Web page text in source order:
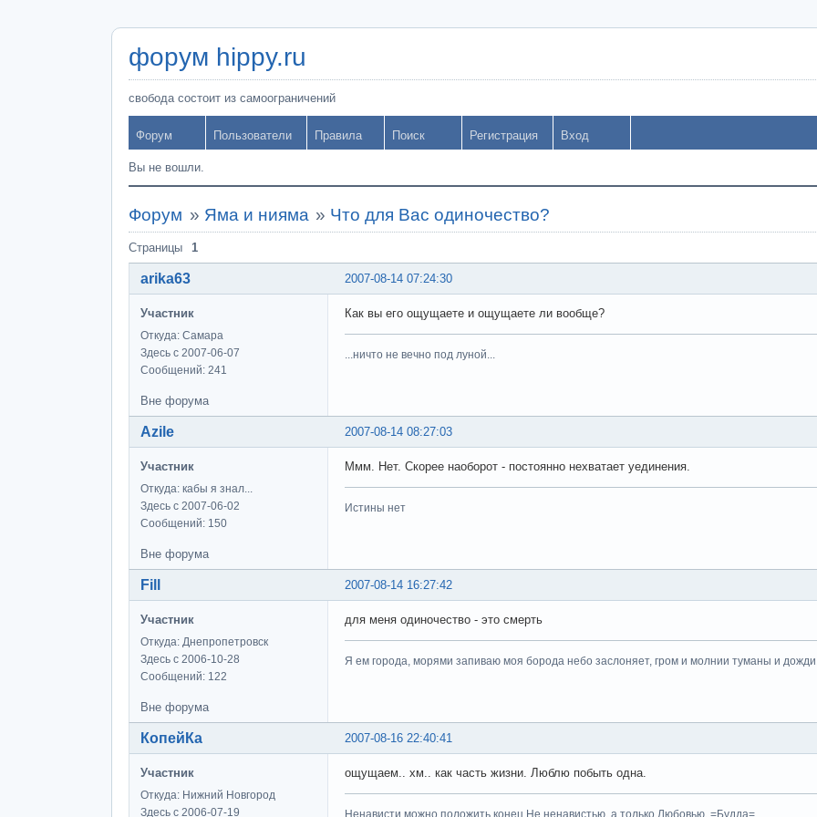
форум hippy.ru
свобода состоит из самоограничений
Форум Пользователи Правила Поиск Регистрация Вход
Вы не вошли.
Форум » Яма и нияма » Что для Вас одиночество?
Страницы 1
2007-08-14 07:24:30
arika63
Участник
Откуда: Самара
Здесь с 2007-06-07
Сообщений: 241
Как вы его ощущаете и ощущаете ли вообще?
...ничто не вечно под луной...
Вне форума
2007-08-14 08:27:03
Azile
Участник
Откуда: кабы я знал...
Здесь с 2007-06-02
Сообщений: 150
Ммм. Нет. Скорее наоборот - постоянно нехватает уединения.
Истины нет
Вне форума
2007-08-14 16:27:42
Fill
Участник
Откуда: Днепропетровск
Здесь с 2006-10-28
Сообщений: 122
для меня одиночество - это смерть
Я ем города, морями запиваю моя борода небо заслоняет, гром и молнии туманы и
Вне форума
2007-08-16 22:40:41
КопейКа
Участник
Откуда: Нижний Новгород
Здесь с 2006-07-19
ощущаем.. хм.. как часть жизни. Люблю побыть одна.
Ненависти можно положить конец Не ненавистью, а только Любовью. =Будда=